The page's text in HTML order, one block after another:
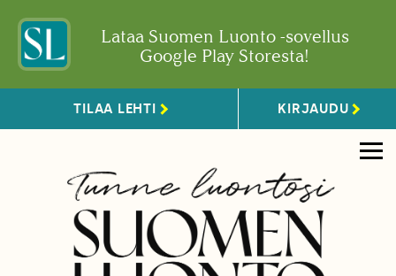
Lataa Suomen Luonto -sovellus
Google Play Storesta!
TILAA LEHTI KIRJAUDU